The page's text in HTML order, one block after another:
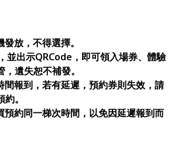
放，不得選擇。
並出示QRCode，即可領入場券、體驗
遺失恕不補發。
間報到，若有延遲，預約券則失效，請
。
預約同一梯次時間，以免因延遲報到而